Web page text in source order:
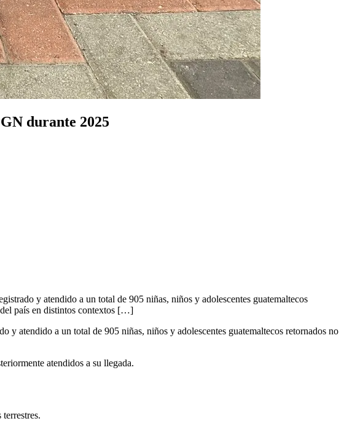
durante 2025
y atendido a un total de 905 niñas, niños y adolescentes guatemaltecos
país en distintos contextos […]
atendido a un total de 905 niñas, niños y adolescentes guatemaltecos retornados no
atendidos a su llegada.